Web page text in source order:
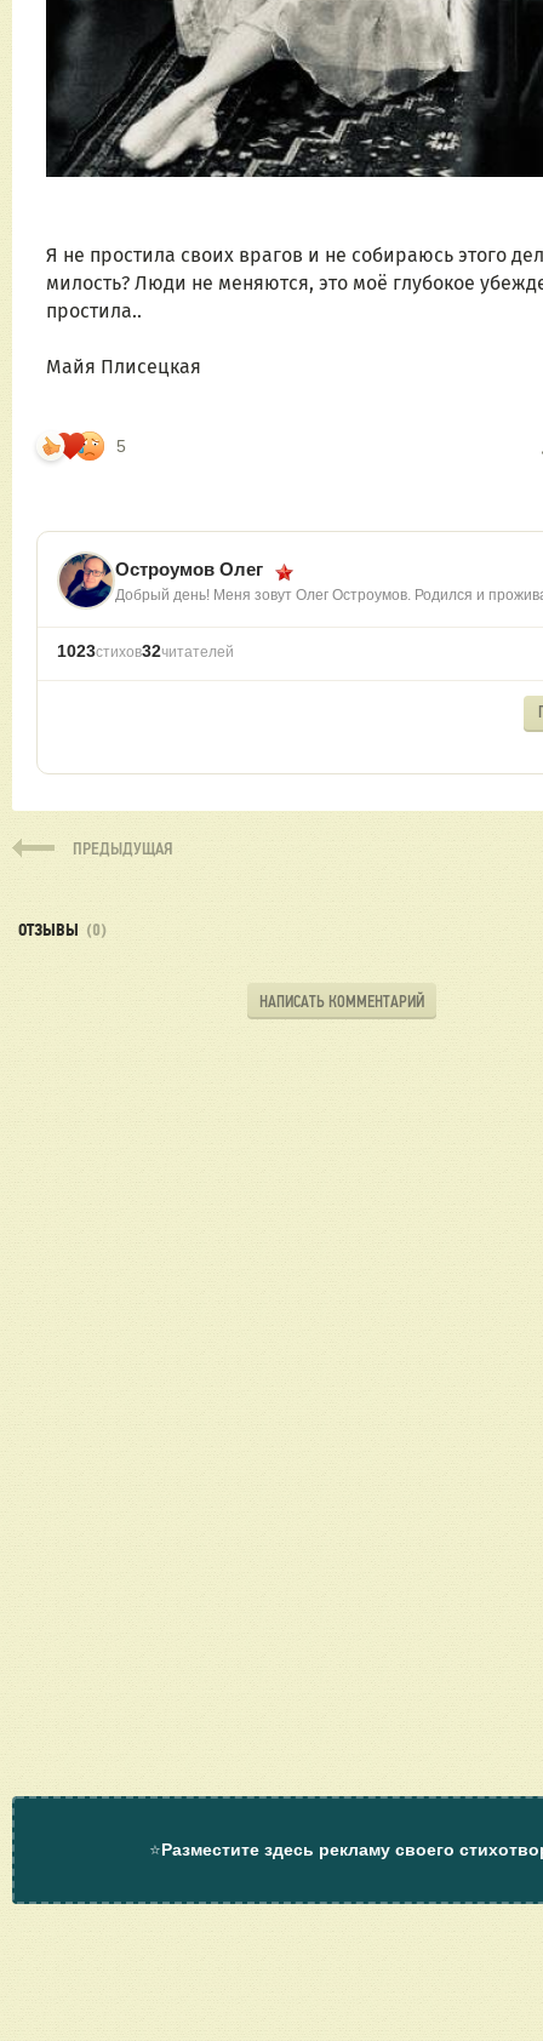
Я не простила своих врагов и не собираюсь этого
милость? Люди не меняются, это моё глубокое
простила..
Майя Плисецкая
5
Остроумов Олег
Добрый день! Меня зовут Олег Остроумов. Родился и
1023стихов32читателей
ПРЕДЫДУЩАЯ
ОТЗЫВЫ (0)
НАПИСАТЬ КОММЕНТАРИЙ
⭐Разместите здесь рекламу своего